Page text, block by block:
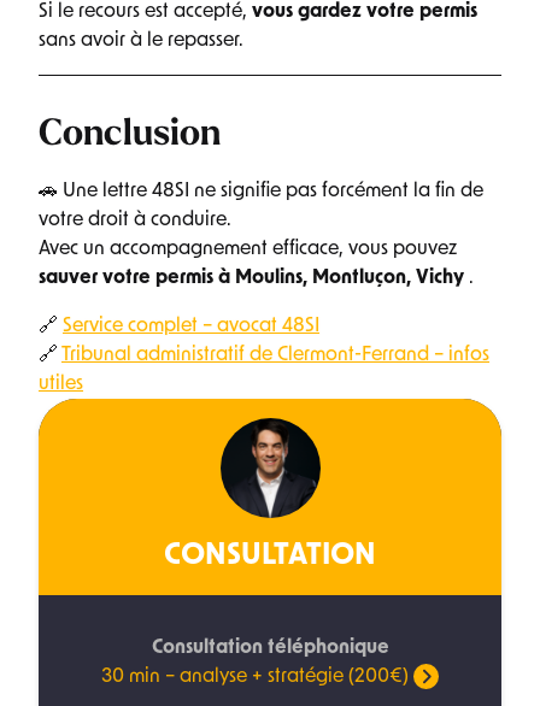
Si le recours est accepté, vous gardez votre permis
sans avoir à le repasser.
Conclusion
🚗 Une lettre 48SI ne signifie pas forcément la fin de
votre droit à conduire.
Avec un accompagnement efficace, vous pouvez
sauver votre permis à Moulins, Montluçon, Vichy .
🔗 Service complet – avocat 48SI
🔗
Tribunal administratif de Clermont-Ferrand – infos
utiles
CONSULTATION
Consultation téléphonique
30 min – analyse + stratégie (200€)